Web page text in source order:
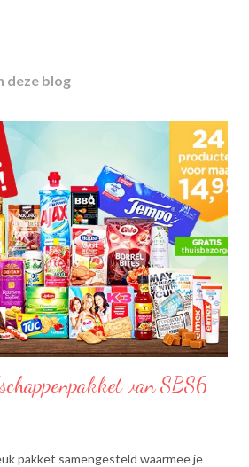
deze blog
van SBS6
pakket samengesteld waarmee je